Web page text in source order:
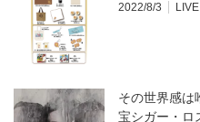
2022/8/3 LIVE
その世界感は
宝シガー・ロ